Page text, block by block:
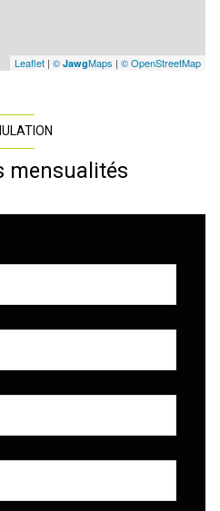
Leaflet | © JawgMaps | © OpenStreetMap
mensualités